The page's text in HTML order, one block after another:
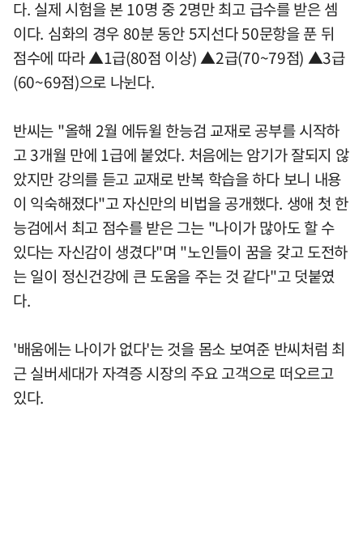
다. 실제 시험을 본 10명 중 2명만 최고 급수를 받은 셈
이다. 심화의 경우 80분 동안 5지선다 50문항을 푼 뒤
점수에 따라 ▲1급(80점 이상) ▲2급(70~79점) ▲3급
(60~69점)으로 나뉜다.
반씨는 "올해 2월 에듀윌 한능검 교재로 공부를 시작하
고 3개월 만에 1급에 붙었다. 처음에는 암기가 잘되지 않
았지만 강의를 듣고 교재로 반복 학습을 하다 보니 내용
이 익숙해졌다"고 자신만의 비법을 공개했다. 생애 첫 한
능검에서 최고 점수를 받은 그는 "나이가 많아도 할 수
있다는 자신감이 생겼다"며 "노인들이 꿈을 갖고 도전하
는 일이 정신건강에 큰 도움을 주는 것 같다"고 덧붙였
다.
'배움에는 나이가 없다'는 것을 몸소 보여준 반씨처럼 최
근 실버세대가 자격증 시장의 주요 고객으로 떠오르고
있다.